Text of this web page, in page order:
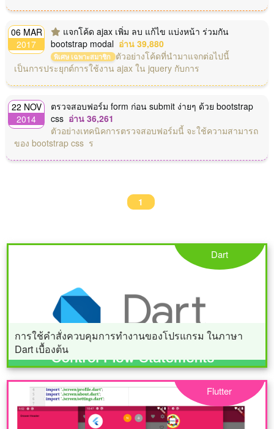
06 MAR
2017
แจกโค้ด ajax เพิ่ม ลบ แก้ไข แบ่งหน้า ร่วมกัน
bootstrap modal อ่าน 39,880
พิเศษ เฉพาะสมาชิก ตัวอย่างโค้ดที่นำมาแจกต่อไปนี้
เป็นการประยุกต์การใช้งาน ajax ใน jquery กับการ
22 NOV
2014
ตรวจสอบฟอร์ม form ก่อน submit ง่ายๆ ด้วย bootstrap
css อ่าน 36,261
ตัวอย่างเทคนิคการตรวจสอบฟอร์มนี้ จะใช้ความสามารถ
ของ bootstrap css ร
1
การใช้คำสั่งควบคุมการทำงานของโปรแกรม ในภาษา
Dart เบื้องต้น
Dart
Flutter